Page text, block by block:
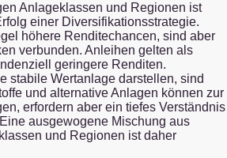
Anlageklassen und Regionen ist
einer Diversifikationsstrategie.
höhere Renditechancen, sind aber
verbunden. Anleihen gelten als
geringere Renditen.
stabile Wertanlage darstellen, sind
und alternative Anlagen können zur
erfordern aber ein tiefes Verständnis
ausgewogene Mischung aus
und Regionen ist daher